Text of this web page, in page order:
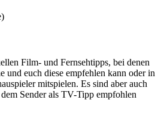
)
Film- und Fernsehtipps, bei denen
und euch diese empfehlen kann oder in
mitspielen. Es sind aber auch
Sender als TV-Tipp empfohlen